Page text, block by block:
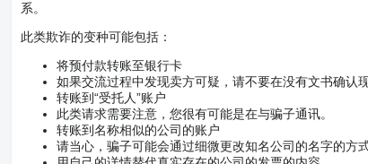
系。
此类欺诈的变种可能包括：
将预付款转账至银行卡
如果交流过程中发现卖方可疑，请不要在没有文书确认
转账到“受托人”账户
此类请求需要注意，您很有可能是在与骗子通讯。
转账到名称相似的公司的账户
请当心，骗子可能会通过细微更改知名公司的名字的方